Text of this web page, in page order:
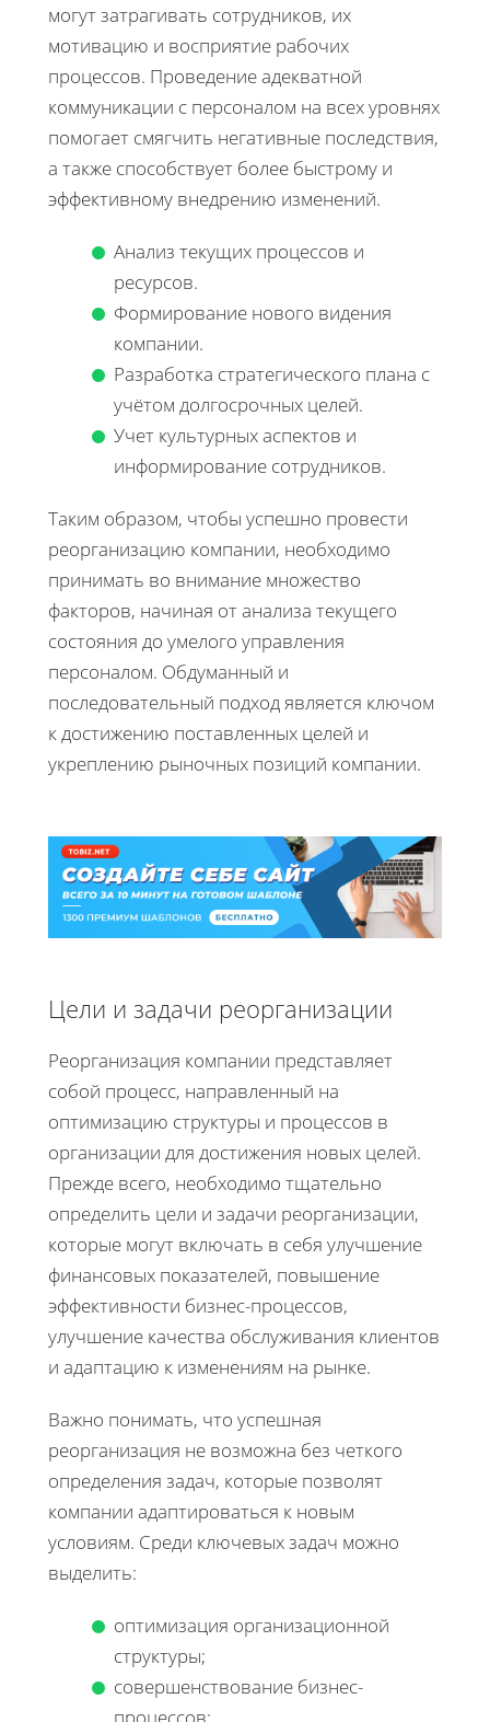
могут затрагивать сотрудников, их
мотивацию и восприятие рабочих
процессов. Проведение адекватной
коммуникации с персоналом на всех уровнях
помогает смягчить негативные последствия,
а также способствует более быстрому и
эффективному внедрению изменений.
Анализ текущих процессов и
ресурсов.
Формирование нового видения
компании.
Разработка стратегического плана с
учётом долгосрочных целей.
Учет культурных аспектов и
информирование сотрудников.
Таким образом, чтобы успешно провести
реорганизацию компании, необходимо
принимать во внимание множество
факторов, начиная от анализа текущего
состояния до умелого управления
персоналом. Обдуманный и
последовательный подход является ключом
к достижению поставленных целей и
укреплению рыночных позиций компании.
Цели и задачи реорганизации
Реорганизация компании представляет
собой процесс, направленный на
оптимизацию структуры и процессов в
организации для достижения новых целей.
Прежде всего, необходимо тщательно
определить цели и задачи реорганизации,
которые могут включать в себя улучшение
финансовых показателей, повышение
эффективности бизнес-процессов,
улучшение качества обслуживания клиентов
и адаптацию к изменениям на рынке.
Важно понимать, что успешная
реорганизация не возможна без четкого
определения задач, которые позволят
компании адаптироваться к новым
условиям. Среди ключевых задач можно
выделить:
оптимизация организационной
структуры;
совершенствование бизнес-
процессов;